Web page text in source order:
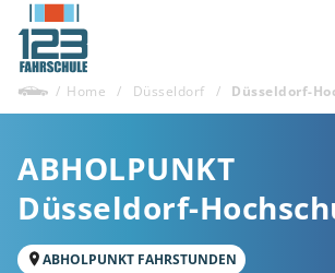
/ Home / Düsseldorf / Düsseldorf-
ABHOLPUNKT
Düsseldorf-
ABHOLPUNKT FAHRSTUNDEN